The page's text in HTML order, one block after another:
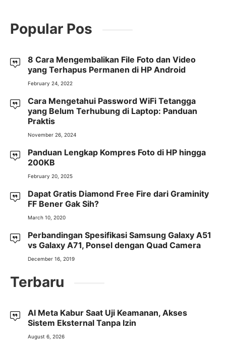
Popular Pos
8 Cara Mengembalikan File Foto dan Video
yang Terhapus Permanen di HP Android
February 24, 2022
Cara Mengetahui Password WiFi Tetangga
yang Belum Terhubung di Laptop: Panduan
Praktis
November 26, 2024
Panduan Lengkap Kompres Foto di HP hingga
200KB
February 20, 2025
Dapat Gratis Diamond Free Fire dari Graminity
FF Bener Gak Sih?
March 10, 2020
Perbandingan Spesifikasi Samsung Galaxy A51
vs Galaxy A71, Ponsel dengan Quad Camera
December 16, 2019
Terbaru
AI Meta Kabur Saat Uji Keamanan, Akses
Sistem Eksternal Tanpa Izin
August 6, 2026